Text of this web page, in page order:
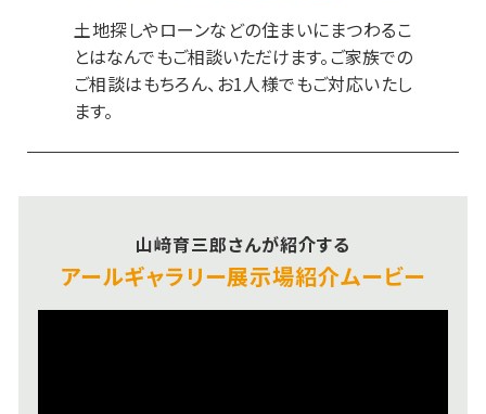
土地探しやローンなどの住まいにまつわるこ
とはなんでもご相談いただけます。ご家族での
ご相談はもちろん、お1人様でもご対応いたし
ます。
山﨑育三郎さんが紹介する
アールギャラリー展示場紹介ムービー